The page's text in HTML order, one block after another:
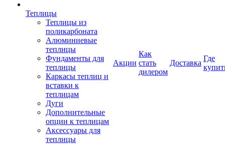
Теплицы
Теплицы из
поликарбоната
Алюминиевые
теплицы
Фундаменты для
теплицы
Каркасы теплиц и
вставки к
теплицам
Дуги
Дополнительные
опции к теплицам
Аксессуары для
теплицы
Акции
Как
стать
дилером
Доставка
Где